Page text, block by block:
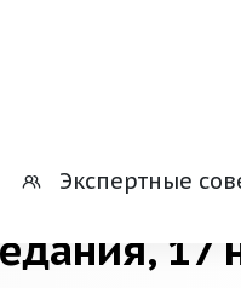
Экспертные
17